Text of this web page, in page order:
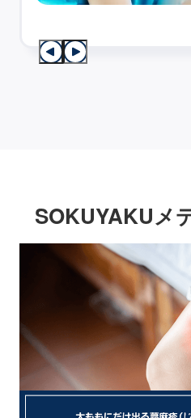
SOKUYAKUメ